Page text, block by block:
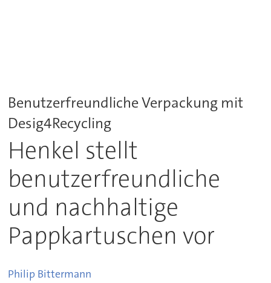
Benutzerfreundliche Verpackung mit
Desig4Recycling
Henkel stellt
benutzerfreundliche
und nachhaltige
Pappkartuschen vor
Philip Bittermann